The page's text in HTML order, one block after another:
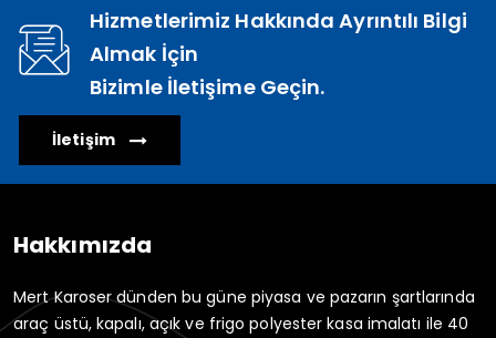
Hizmetlerimiz Hakkında Ayrıntılı Bilgi
Almak İçin
Bizimle İletişime Geçin.
İletişim
Hakkımızda
Mert Karoser dünden bu güne piyasa ve pazarın şartlarında
araç üstü, kapalı, açık ve frigo polyester kasa imalatı ile 40